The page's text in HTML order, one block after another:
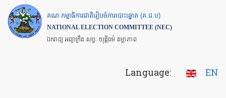
Skip
to
main
គណៈកម្មាធិការជាតិរៀបចំការបោះឆ្នោត (គ.ជ.ប)
NATIONAL ELECTION COMMITTEE (NEC)
ឯករាជ្យ អព្យាក្រឹត សច្ចៈ យុត្តិធម៌ តម្លាភាព
Language: EN